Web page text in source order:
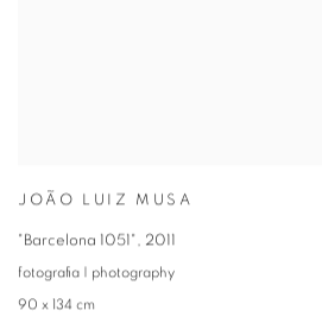
JOÃO LUIZ MUSA
"Barcelona 1051" , 2011
fotografia | photography
90 x 134 cm